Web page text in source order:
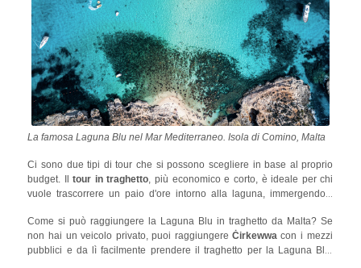
La famosa Laguna Blu nel Mar Mediterraneo. Isola di Comino, Malta
Ci sono due tipi di tour che si possono scegliere in base al proprio
budget. Iltour in traghetto, più economico e corto, è ideale per chi
vuole trascorrere un paio d'ore intorno alla laguna, immergendosi
spiagge. Tuttavia, con il tour in traghetto non potrai nuotare a causa
del tempo limitato, ma potrai sicuramente goderti le due spiagge della
Laguna Blu.
Come si può raggiungere la Laguna Blu in traghetto da Malta? Se
non hai un veicolo privato, puoi raggiungereĊirkewwacon i mezzi
pubblici e da lì facilmente prendere il traghetto per la Laguna Blu.